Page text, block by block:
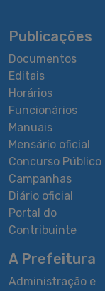
Publicações
Documentos
Editais
Horários
Funcionários
Manuais
Mensário oficial
Concurso Público
Campanhas
Diário oficial
Portal do
Contribuinte
A Prefeitura
Administração e